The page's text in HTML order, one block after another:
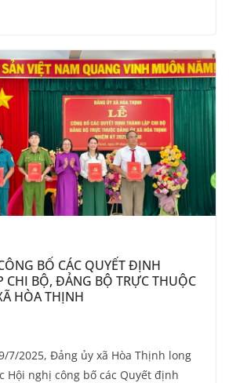
BỐ CÁC QUYẾT ĐỊNH
CHI BỘ, ĐẢNG BỘ TRỰC THUỘC
HÒA THỊNH
7/2025, Đảng ủy xã Hòa Thịnh long
Hội nghị công bố các Quyết định